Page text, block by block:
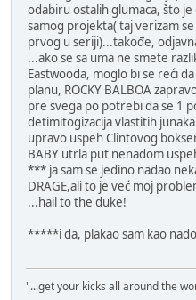
odabiru ostalih glumaca, što
samog projekta( taj verizam
prvog u seriji)...takođe,
...ako se sa uma ne smete
Eastwooda, moglo bi se reći
planu, ROCKY BALBOA
pre svega po potrebi da se 1
detimitogizacija vlastitih
upravo uspeh Clintovog
BABY utrla put nenadom
*** ja sam se jedino nadao
DRAGE,ali to je već moj
...hail to the duke!
*****i da, plakao sam kao
"...get your kicks all around the